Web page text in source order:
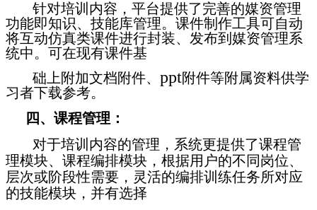
针对培训内容，平台提供了完善的媒资管理
功能即知识、技能库管理。课件制作工具可自动
将互动仿真类课件进行封装、发布到媒资管理系
统中。可在现有课件基
础上附加文档附件、 ppt附件等附属资料供学
习者下载参考。
四、课程管理：
对于培训内容的管理，系统更提供了课程管
理模块、课程编排模块，根据用户的不同岗位、
层次或阶段性需要，灵活的编排训练任务所对应
的技能模块，并有选择